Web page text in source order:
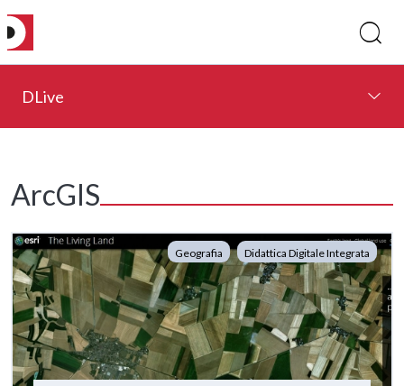
DLive
ArcGIS
Geografia Didattica Digitale Integrata